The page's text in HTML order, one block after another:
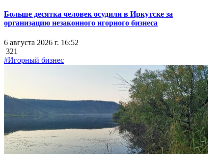
Больше десятка человек осудили в Иркутске за
организацию незаконного игорного бизнеса
6 августа 2026 г. 16:52
321
#Игорный бизнес